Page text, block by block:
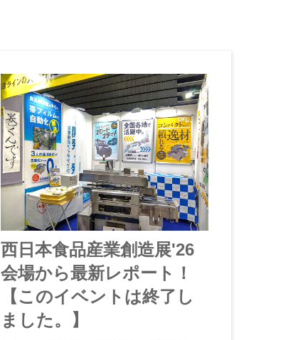
西日本食品産業創造展'26
会場から最新レポート！
【このイベントは終了し
ました。】